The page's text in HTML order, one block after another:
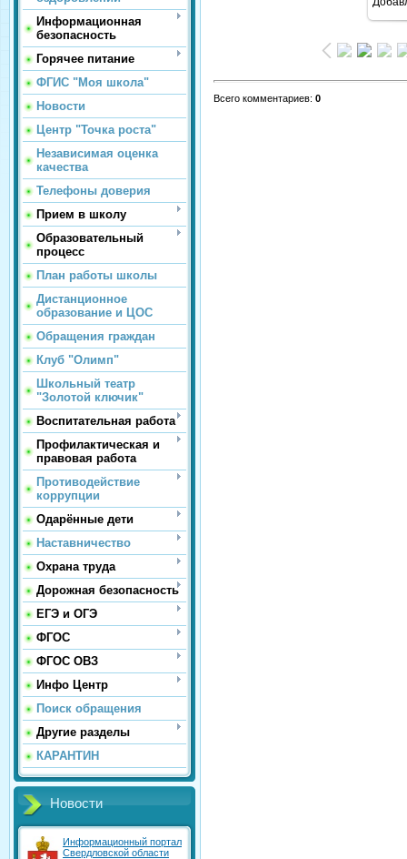
Информационная
безопасность
Горячее питание
ФГИС "Моя школа"
Новости
Центр "Точка роста"
Независимая оценка
качества
Телефоны доверия
Прием в школу
Образовательный
процесс
План работы школы
Дистанционное
образование и ЦОС
Обращения граждан
Клуб "Олимп"
Школьный театр
"Золотой ключик"
Воспитательная работа
Профилактическая и
правовая работа
Противодействие
коррупции
Одарённые дети
Наставничество
Охрана труда
Дорожная безопасность
ЕГЭ и ОГЭ
ФГОС
ФГОС ОВЗ
Инфо Центр
Поиск обращения
Другие разделы
КАРАНТИН
Новости
Информационный портал
Свердловской области
Всего комментариев: 0